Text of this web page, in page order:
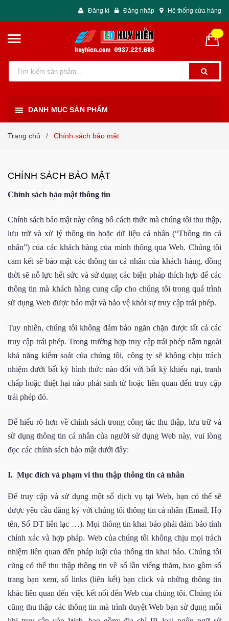
Đăng kí Đăng nhập Hệ thống cửa hàng
DANH MỤC SẢN PHẨM
Trang chủ / Chính sách bảo mật
CHÍNH SÁCH BẢO MẬT
Chính sách bảo mật thông tin
Chính sách bảo mật này công bố cách thức mà chúng tôi thu thập,
lưu trữ và xử lý thông tin hoặc dữ liệu cá nhân (“Thông tin cá
nhân”) của các khách hàng của mình thông qua Web. Chúng tôi
cam kết sẽ bảo mật các thông tin cá nhân của khách hàng, đồng
thời sẽ nỗ lực hết sức và sử dụng các biện pháp thích hợp để các
thông tin mà khách hàng cung cấp cho chúng tôi trong quá trình
sử dụng Web được bảo mật và bảo vệ khỏi sự truy cập trái phép.
Tuy nhiên, chúng tôi không đảm bảo ngăn chặn được tất cả các
truy cập trái phép. Trong trường hợp truy cập trái phép nằm ngoài
khả năng kiểm soát của chúng tôi, công ty sẽ không chịu trách
nhiệm dưới bất kỳ hình thức nào đối với bất kỳ khiếu nại, tranh
chấp hoặc thiệt hại nào phát sinh từ hoặc liên quan đến truy cập
trái phép đó.
Để hiểu rõ hơn về chính sách trong công tác thu thập, lưu trữ và
sử dụng thông tin cá nhân của người sử dụng Web này, vui lòng
đọc các chính sách bảo mật dưới đây:
I. Mục đích và phạm vi thu thập thông tin cá nhân
Để truy cập và sử dụng một số dịch vụ tại Web, bạn có thể sẽ
được yêu cầu đăng ký với chúng tôi thông tin cá nhân (Email, Họ
tên, Số ĐT liên lạc …). Mọi thông tin khai báo phải đảm bảo tính
chính xác và hợp pháp. Web của chúng tôi không chịu mọi trách
nhiệm liên quan đến pháp luật của thông tin khai báo. Chúng tôi
cũng có thể thu thập thông tin về số lần viếng thăm, bao gồm số
trang bạn xem, số links (liên kết) bạn click và những thông tin
khác liên quan đến việc kết nối đến Web của chúng tôi. Chúng tôi
cũng thu thập các thông tin mà trình duyệt Web bạn sử dụng mỗi